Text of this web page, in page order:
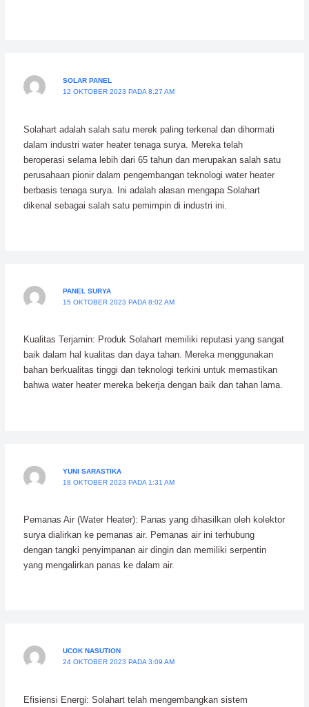
SOLAR PANEL
12 OKTOBER 2023 PADA 8:27 AM
Solahart adalah salah satu merek paling terkenal dan dihormati
dalam industri water heater tenaga surya. Mereka telah
beroperasi selama lebih dari 65 tahun dan merupakan salah satu
perusahaan pionir dalam pengembangan teknologi water heater
berbasis tenaga surya. Ini adalah alasan mengapa Solahart
dikenal sebagai salah satu pemimpin di industri ini.
PANEL SURYA
15 OKTOBER 2023 PADA 8:02 AM
Kualitas Terjamin: Produk Solahart memiliki reputasi yang sangat
baik dalam hal kualitas dan daya tahan. Mereka menggunakan
bahan berkualitas tinggi dan teknologi terkini untuk memastikan
bahwa water heater mereka bekerja dengan baik dan tahan lama.
YUNI SARASTIKA
18 OKTOBER 2023 PADA 1:31 AM
Pemanas Air (Water Heater): Panas yang dihasilkan oleh kolektor
surya dialirkan ke pemanas air. Pemanas air ini terhubung
dengan tangki penyimpanan air dingin dan memiliki serpentin
yang mengalirkan panas ke dalam air.
UCOK NASUTION
24 OKTOBER 2023 PADA 3:09 AM
Efisiensi Energi: Solahart telah mengembangkan sistem